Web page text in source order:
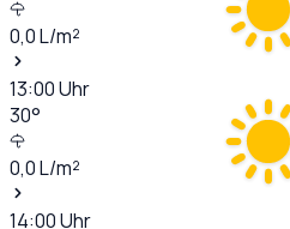
0,0L/m²
13:00Uhr
30°
0,0L/m²
14:00Uhr